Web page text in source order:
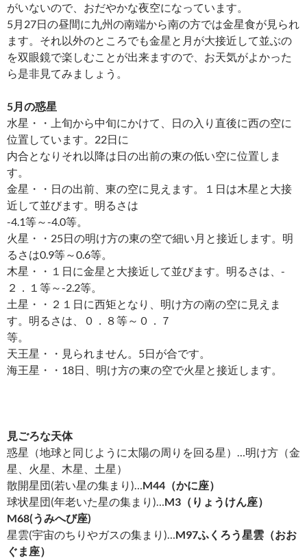
がいないので、おだやかな夜空になっています。
5月27日の昼間に九州の南端から南の方では金星食が見られ
ます。それ以外のところでも金星と月が大接近して並ぶの
を双眼鏡で楽しむことが出来ますので、お天気がよかった
ら是非見てみましょう。
5月の惑星
水星・・上旬から中旬にかけて、日の入り直後に西の空に
位置しています。22日に
内合となりそれ以降は日の出前の東の低い空に位置しま
す。
金星・・日の出前、東の空に見えます。１日は木星と大接
近して並びます。明るさは
-4.1等～-4.0等。
火星・・25日の明け方の東の空で細い月と接近します。明
るさは0.9等～0.6等。
木星・・１日に金星と大接近して並びます。明るさは、-
２．１等～-2.2等。
土星・・２１日に西矩となり、明け方の南の空に見えま
す。明るさは、０．８等～０．７
等。
天王星・・見られません。5日が合です。
海王星・・18日、明け方の東の空で火星と接近します。
見ごろな天体
惑星（地球と同じように太陽の周りを回る星）…明け方（金
星、火星、木星、土星）
散開星団(若い星の集まり)…M44 （かに座）
球状星団(年老いた星の集まり)…M3 （りょうけん座）
M68(うみへび座)
星雲(宇宙のちりやガスの集まり)…M97ふくろう星雲（おお
ぐま座）